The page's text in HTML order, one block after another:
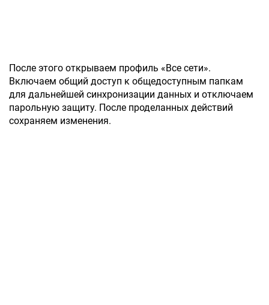
После этого открываем профиль «Все сети».
Включаем общий доступ к общедоступным папкам
для дальнейшей синхронизации данных и отключаем
парольную защиту. После проделанных действий
сохраняем изменения.